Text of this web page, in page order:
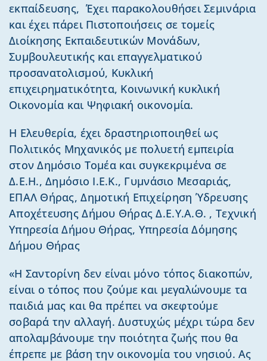
εκπαίδευσης, Έχει παρακολουθήσει Σεμινάρια
και έχει πάρει Πιστοποιήσεις σε τομείς
Διοίκησης Εκπαιδευτικών Μονάδων,
Συμβουλευτικής και επαγγελματικού
προσανατολισμού, Κυκλική
επιχειρηματικότητα, Κοινωνική κυκλική
Οικονομία και Ψηφιακή οικονομία.
Η Ελευθερία, έχει δραστηριοποιηθεί ως
Πολιτικός Μηχανικός με πολυετή εμπειρία
στον Δημόσιο Τομέα και συγκεκριμένα σε
Δ.Ε.Η., Δημόσιο Ι.Ε.Κ., Γυμνάσιο Μεσαριάς,
ΕΠΑΛ Θήρας, Δημοτική Επιχείρηση Ύδρευσης
Αποχέτευσης Δήμου Θήρας Δ.Ε.Υ.Α.Θ. , Τεχνική
Υπηρεσία Δήμου Θήρας, Υπηρεσία Δόμησης
Δήμου Θήρας
«Η Σαντορίνη δεν είναι μόνο τόπος διακοπών,
είναι ο τόπος που ζούμε και μεγαλώνουμε τα
παιδιά μας και θα πρέπει να σκεφτούμε
σοβαρά την αλλαγή. Δυστυχώς μέχρι τώρα δεν
απολαμβάνουμε την ποιότητα ζωής που θα
έπρεπε με βάση την οικονομία του νησιού. Ας